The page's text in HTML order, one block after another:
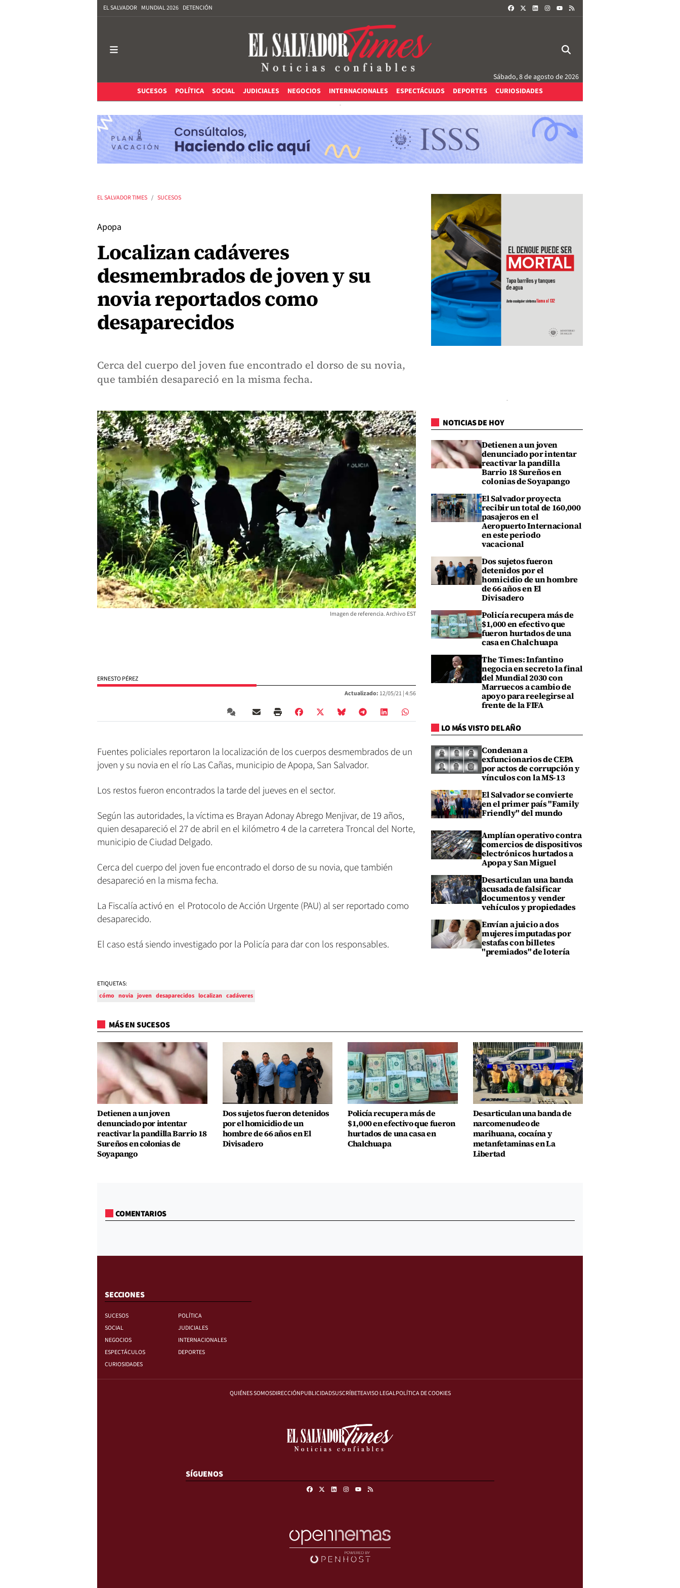
EL SALVADOR MUNDIAL 2026 DETENCIÓN FACEBOOKLINKEDININSTAGRAM
Sábado, 8 de agosto de 2026
SUCESOS
POLÍTICA SOCIAL JUDICIALES NEGOCIOS INTERNACIONALES ESPECTÁCULOS DEPORTES CURIOSIDADES
EL SALVADOR TIMES SUCESOS
Apopa
Localizan cadáveres
desmembrados de joven y su
novia reportados como
desaparecidos
Cerca del cuerpo del joven fue encontrado el dorso de su novia,
que también desapareció en la misma fecha.
Imagen de referencia. Archivo EST
ERNESTO PÉREZ
Actualizado: 12/05/21 |4:56
Fuentes policiales reportaron la localización de los cuerpos desmembrados de un
joven y su novia en el río Las Cañas, municipio de Apopa, San Salvador.
Los restos fueron encontrados la tarde del jueves en el sector.
Según las autoridades, la víctima es Brayan Adonay Abrego Menjivar, de 19 años,
quien desapareció el 27 de abril en el kilómetro 4 de la carretera Troncal del Norte,
municipio de Ciudad Delgado.
Cerca del cuerpo del joven fue encontrado el dorso de su novia, que también
desapareció en la misma fecha.
La Fiscalía activó en el Protocolo de Acción Urgente (PAU) al ser reportado como
desaparecido.
El caso está siendo investigado por la Policía para dar con los responsables.
ETIQUETAS:
cómo novia joven desaparecidos localizan cadáveres
NOTICIAS DE HOY
Detienen a un joven
denunciado por intentar
reactivar la pandilla
Barrio 18 Sureños en
colonias de Soyapango
El Salvador proyecta
recibir un total de 160,000
pasajeros en el
Aeropuerto Internacional
en este periodo
vacacional
Dos sujetos fueron
detenidos por el
homicidio de un hombre
de 66 años en El
Divisadero
Policía recupera más de
$1,000 en efectivo que
fueron hurtados de una
casa en Chalchuapa
The Times: Infantino
negocia en secreto la final
del Mundial 2030 con
Marruecos a cambio de
apoyo para reelegirse al
frente de la FIFA
LO MÁS VISTO DEL AÑO
Condenan a
exfuncionarios de CEPA
por actos de corrupción y
vínculos con la MS-13
El Salvador se convierte
en el primer país "Family
Friendly" del mundo
Amplían operativo contra
comercios de dispositivos
electrónicos hurtados a
Apopa y San Miguel
Desarticulan una banda
acusada de falsificar
documentos y vender
vehículos y propiedades
Envían a juicio a dos
mujeres imputadas por
estafas con billetes
"premiados" de lotería
MÁS EN SUCESOS
Detienen a un joven
denunciado por intentar
reactivar la pandilla Barrio 18
Sureños en colonias de
Soyapango
Dos sujetos fueron detenidos
por el homicidio de un
hombre de 66 años en El
Divisadero
Policía recupera más de
$1,000 en efectivo que fueron
hurtados de una casa en
Chalchuapa
Desarticulan una banda de
narcomenudeo de
marihuana, cocaína y
metanfetaminas en La
Libertad
COMENTARIOS
SECCIONES
SUCESOS
POLÍTICA
SOCIAL
JUDICIALES
NEGOCIOS
INTERNACIONALES
ESPECTÁCULOS
DEPORTES
CURIOSIDADES
QUIÉNES SOMOSDIRECCIÓNPUBLICIDADSUSCRÍBETEAVISO LEGALPOLÍTICA DE COOKIES
SÍGUENOS
FacebookLinkedinInstagram